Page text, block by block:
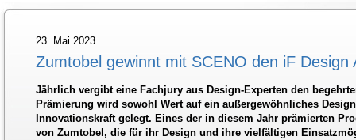
23. Mai 2023
Zumtobel gewinnt mit SCENO den iF Design
Jährlich vergibt eine Fachjury aus Design-Experten den
Prämierung wird sowohl Wert auf ein außergewöhnliches
Innovationskraft gelegt. Eines der in diesem Jahr prämierten
von Zumtobel, die für ihr Design und ihre vielfältigen